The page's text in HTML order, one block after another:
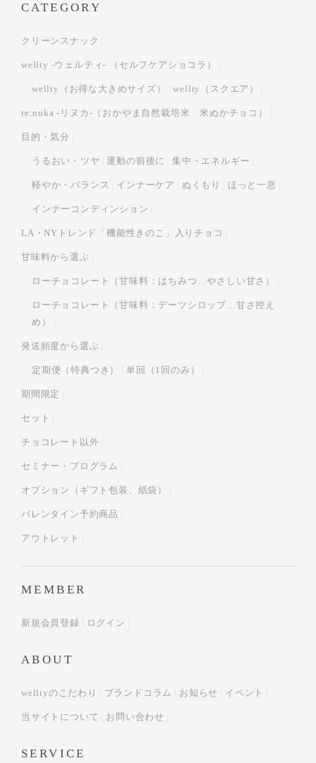
CATEGORY
クリーンスナック
wellty -ウェルティ- （セルフケアショコラ）
wellty（お得な大きめサイズ） wellty（スクエア）
re:nuka -リヌカ-（おかやま自然栽培米 米ぬかチョコ）
目的・気分
うるおい・ツヤ 運動の前後に 集中・エネルギー
軽やか・バランス インナーケア ぬくもり ほっと一息
インナーコンディンション
LA・NYトレンド「機能性きのこ」入りチョコ
甘味料から選ぶ
ローチョコレート（甘味料：はちみつ…やさしい甘さ）
ローチョコレート（甘味料：デーツシロップ…甘さ控え
め）
発送頻度から選ぶ
定期便（特典つき） 単回（1回のみ）
期間限定
セット
チョコレート以外
セミナー・プログラム
オプション（ギフト包装、紙袋）
バレンタイン予約商品
アウトレット
MEMBER
新規会員登録 ログイン
ABOUT
welltyのこだわり ブランドコラム お知らせ イベント
当サイトについて お問い合わせ
SERVICE